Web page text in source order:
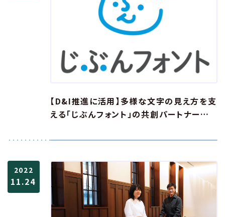
【D&I推進に活用】多様な文字の見え方を支
える「じぶんフォント」の共創パートナー…
2022
11.24